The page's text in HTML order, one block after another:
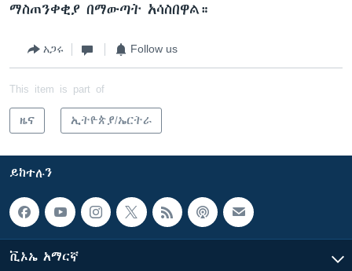
ማስጠንቀቂያ በማውጣት አሳስበዋል።
አጋሩ Follow us
This item is part of
ዜና ኢትዮጵያ/ኤርትራ
ይከተሉን
ቪኦኤ አማርኛ